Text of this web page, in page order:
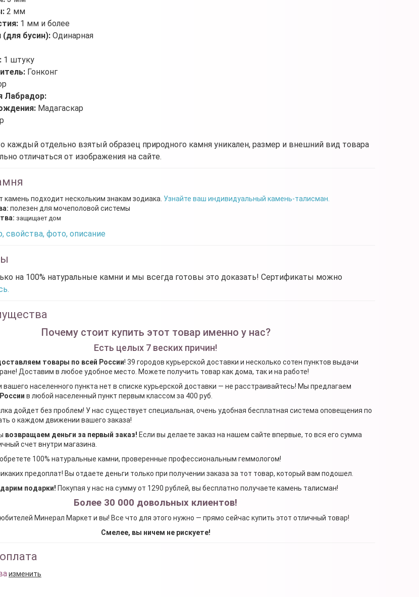
2 мм
1 мм и более
бусин): Одинарная
1 штуку
Гонконг
Лабрадор:
Мадагаскар
каждый отдельно взятый образец природного камня уникален, размер и внешний вид товара
отличаться от изображения на сайте.
камень подходит нескольким знакам зодиака. Узнайте ваш индивидуальный камень-талисман.
полезен для мочеполовой системы
защищает дом
свойства, фото, описание
на 100% натуральные камни и мы всегда готовы это доказать! Сертификаты можно
Почему стоит купить этот товар именно у нас?
Есть целых 7 веских причин!
товары по всей России! 39 городов курьерской доставки и несколько сотен пунктов выдачи
Доставим в любое удобное место. Можете получить товар как дома, так и на работе!
вашего населенного пункта нет в списке курьерской доставки — не расстраивайтесь! Мы предлагаем
в любой населенный пункт первым классом за 400 руб.
дойдет без проблем! У нас существует специальная, очень удобная бесплатная система оповещения по
о каждом движении вашего заказа!
возвращаем деньги за первый заказ! Если вы делаете заказ на нашем сайте впервые, то вся его сумма
счет внутри магазина.
100% натуральные камни, проверенные профессиональным геммологом!
предоплат! Вы отдаете деньги только при получении заказа за тот товар, который вам подошел.
подарки! Покупая у нас на сумму от 1290 рублей, вы бесплатно получаете камень талисман!
Более 30 000 довольных клиентов!
Минерал Маркет и вы! Все что для этого нужно — прямо сейчас купить этот отличный товар!
Смелее, вы ничем не рискуете!
изменить